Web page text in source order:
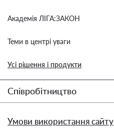
Академія ЛІГА:ЗАКОН
Теми в центрі уваги
Усі рішення і продукти
Співробітництво
Умови використання сайту